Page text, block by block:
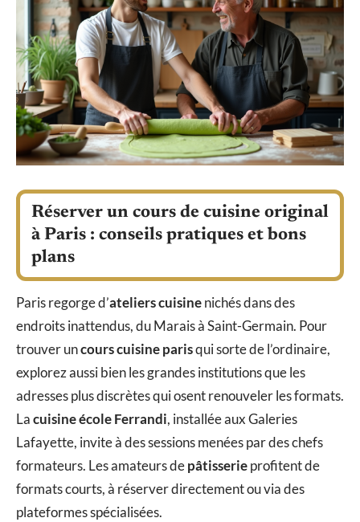
Réserver un cours de cuisine original
à Paris : conseils pratiques et bons
plans
Paris regorge d’ateliers cuisinenichés dans des
endroits inattendus, du Marais à Saint-Germain. Pour
trouver uncours cuisine parisqui sorte de l’ordinaire,
explorez aussi bien les grandes institutions que les
adresses plus discrètes qui osent renouveler les formats.
Lacuisine école Ferrandi, installée aux Galeries
Lafayette, invite à des sessions menées par des chefs
formateurs. Les amateurs depâtisserieprofitent de
formats courts, à réserver directement ou via des
plateformes spécialisées.